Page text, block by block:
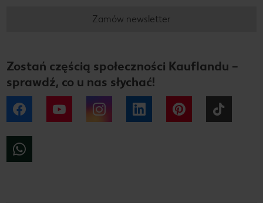
Zamów newsletter
Zostań częścią społeczności Kauflandu –
sprawdź, co u nas słychać!
Facebook YouTube Instagram LinkedIn Pinterest